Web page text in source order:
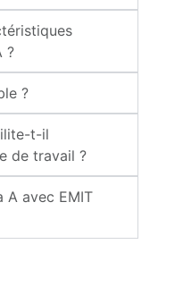
?
?
t-il
de travail ?
A avec EMIT